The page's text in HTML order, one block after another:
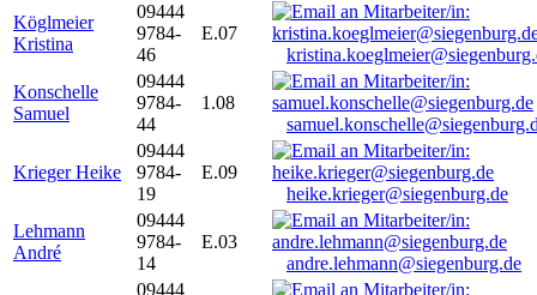
Köglmeier
Kristina
09444
9784-
46
E.07
Konschelle
Samuel
09444
9784-
44
1.08
Krieger Heike
09444
9784-
19
E.09
heike.krieger@siegenburg.de
Lehmann
André
09444
9784-
14
E.03
andre.lehmann@siegenburg.de
09444